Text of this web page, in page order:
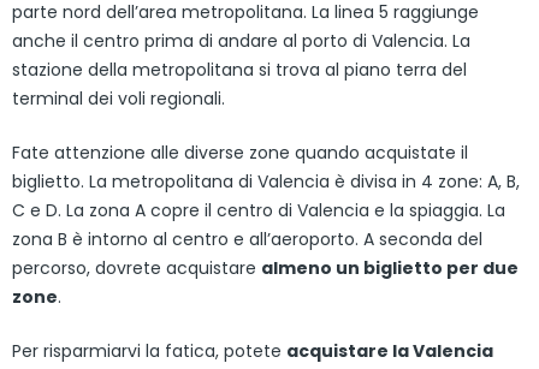
parte nord dell’area metropolitana. La linea 5 raggiunge
anche il centro prima di andare al porto di Valencia. La
stazione della metropolitana si trova al piano terra del
terminal dei voli regionali.
Fate attenzione alle diverse zone quando acquistate il
biglietto. La metropolitana di Valencia è divisa in 4 zone: A, B,
C e D. La zona A copre il centro di Valencia e la spiaggia. La
zona B è intorno al centro e all’aeroporto. A seconda del
percorso, dovrete acquistare almeno un biglietto per due
zone.
Per risparmiarvi la fatica, potete acquistare la Valencia